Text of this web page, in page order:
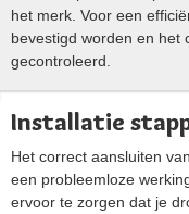
het merk. Voor een
bevestigd worden en het
gecontroleerd.
Installatie
Het correct aansluiten
een probleemloze
ervoor te zorgen dat je